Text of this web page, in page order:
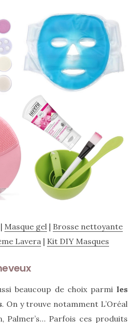
Masque gel| Brosse nettoyante
Lavera| Kit DIY Masques
beaucoup de choix parmi les
. On y trouve notamment L’Oréal
Palmer’s… Parfois ces produits